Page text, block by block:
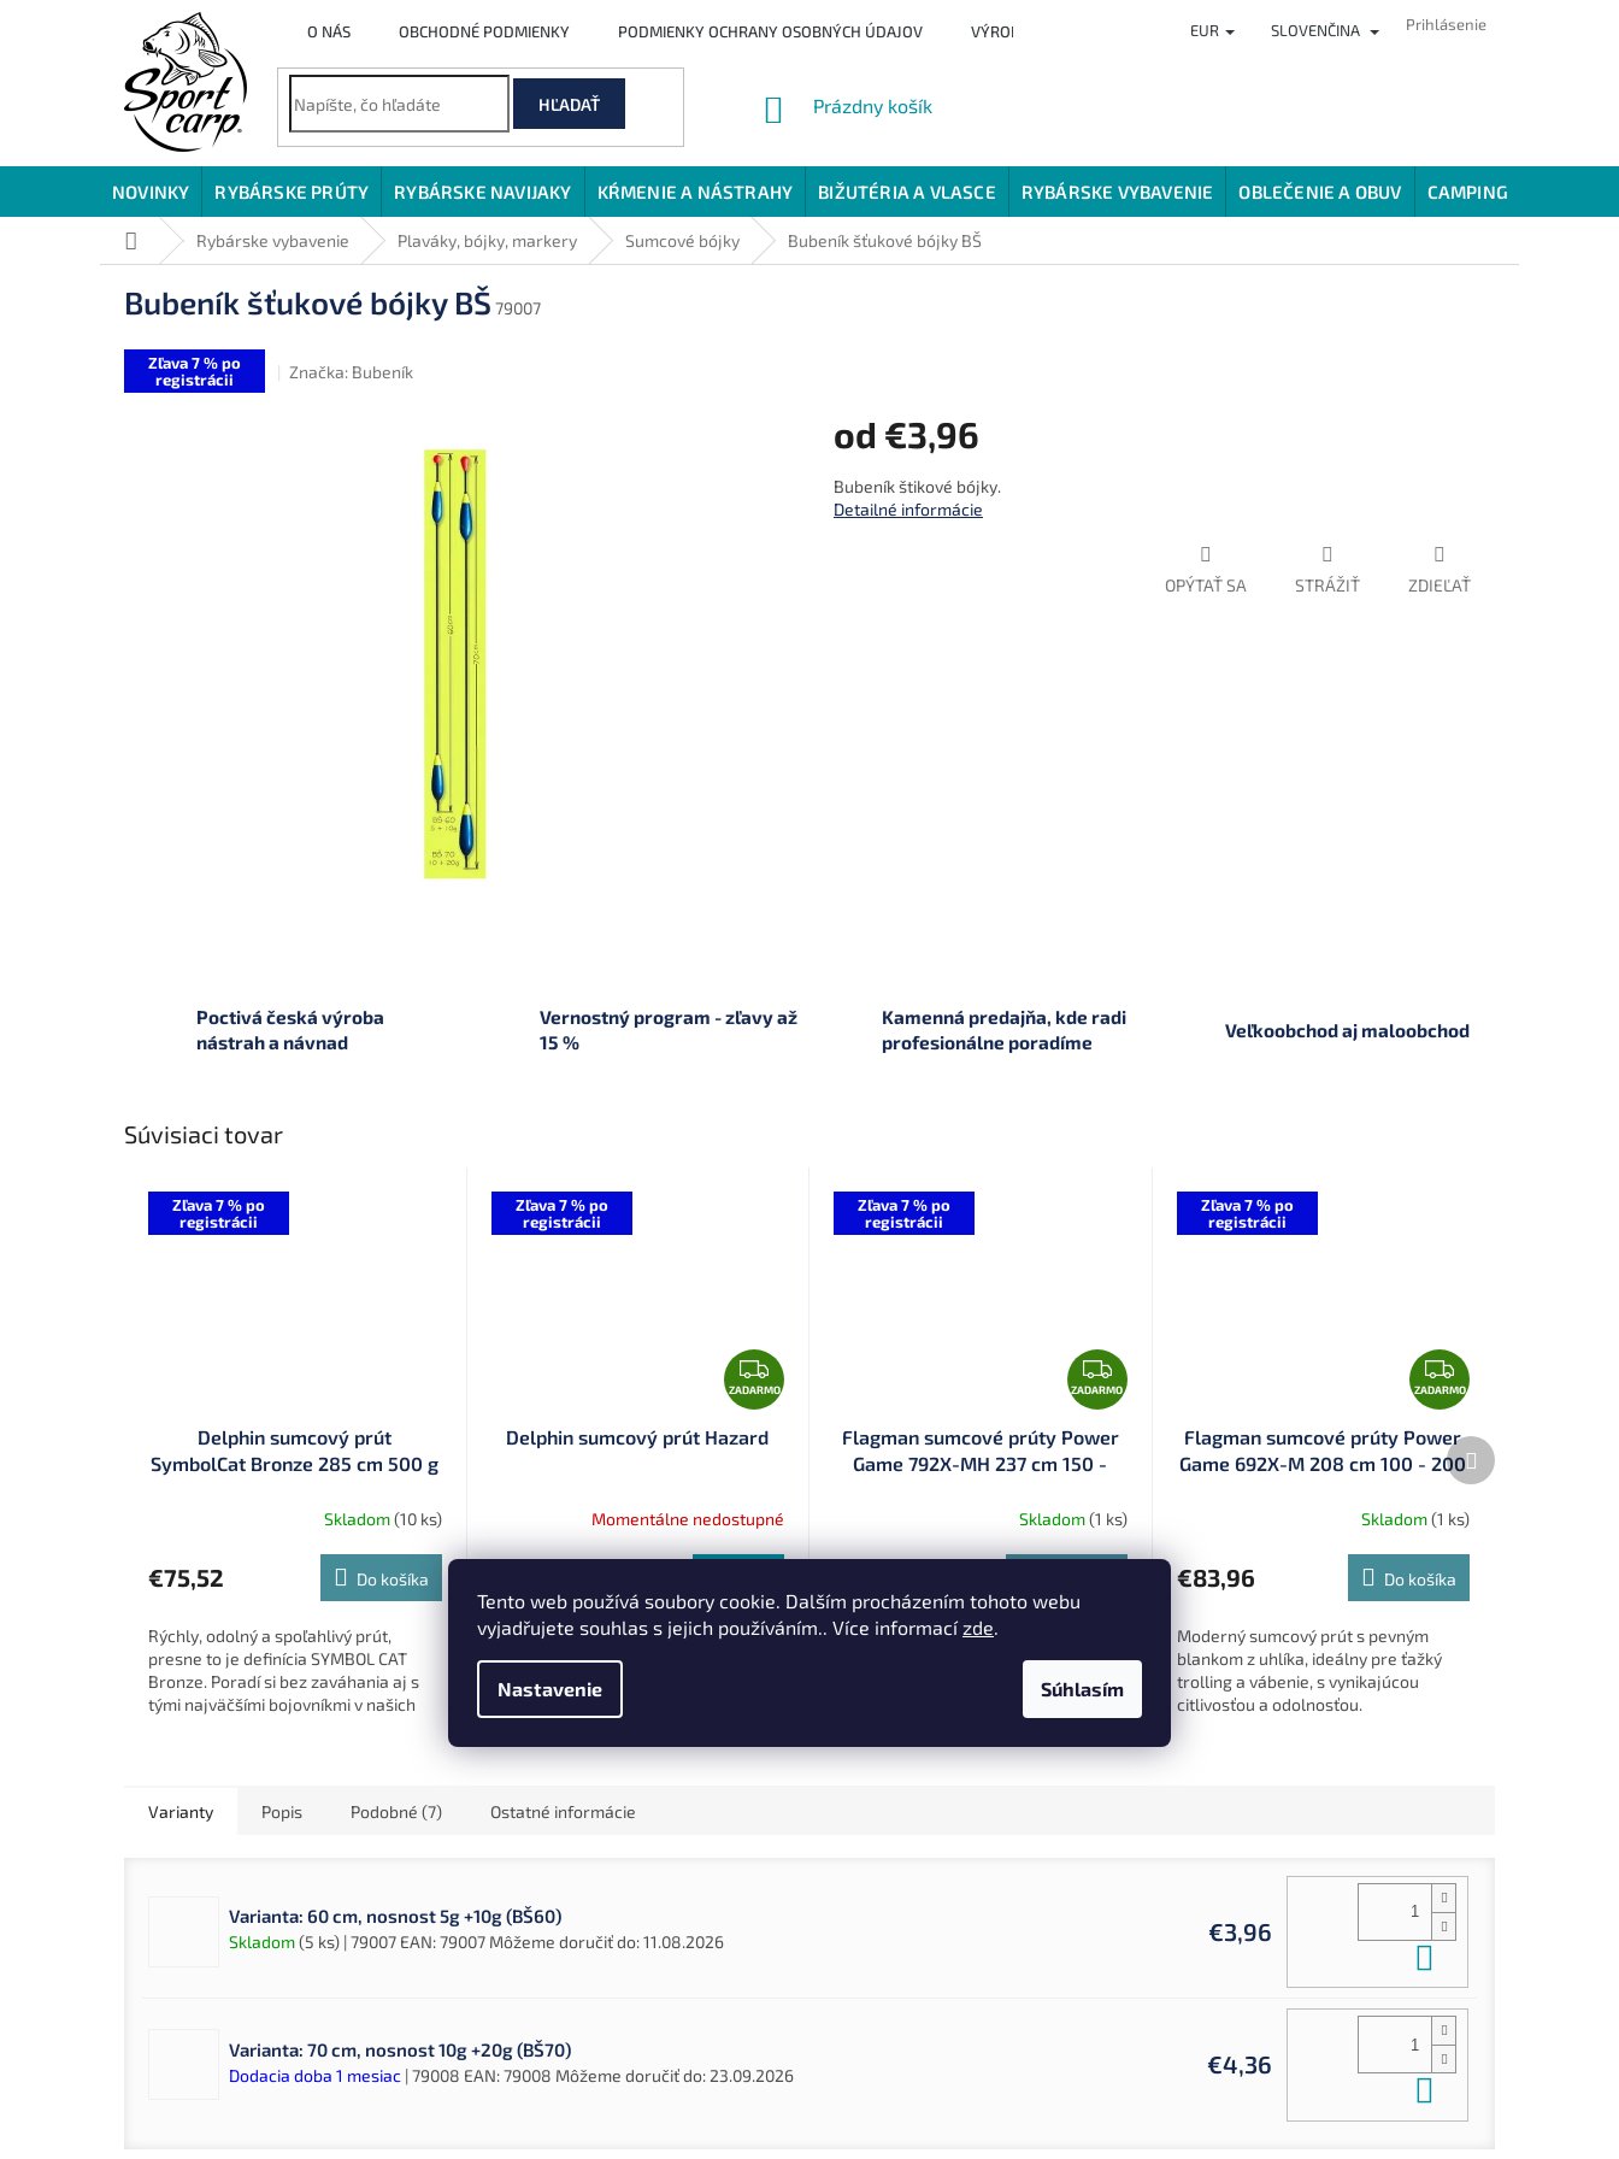
Tento web používá soubory cookie. Dalším procházením tohoto webu
vyjadřujete souhlas s jejich používáním.. Více informacízde
Nastavenie Súhlasím
O NÁS OBCHODNÉ PODMIENKY PODMIENKY OCHRANY OSOBNÝCH ÚDAJOV VÝROBCI PREDAJŇA HODNOTENIE OBCHODU
EUR SLOVENČINA Prihlásenie
HĽADAŤ
NÁKUPNÝ
Prázdny košík
NOVINKY RYBÁRSKE PRÚTY RYBÁRSKE NAVIJAKY KŔMENIE A NÁSTRAHY BIŽUTÉRIA A VLASCE RYBÁRSKE VYBAVENIE OBLEČENIE A OBUV CAMPING
DomovRybárske vybavenie Plaváky, bójky, markery Sumcové bójky Bubeník šťukové bójky BŠ
Bubeník šťukové bójky BŠ 79007
Zľava 7 % po
registrácii
Značka: Bubeník
od €3,96
cena:
Bubeník štikové bójky.
Detailné informácie
OPÝTAŤ SA STRÁŽIŤ ZDIEĽAŤ
Poctivá česká výroba
nástrah a návnad
Vernostný program - zľavy až
15 %
Kamenná predajňa, kde radi
profesionálne poradíme
Veľkoobchod aj maloobchod
Súvisiaci tovar
Zľava 7 % po
registrácii
Delphin sumcový prút
SymbolCat Bronze 285 cm 500 g
Skladom(10 ks)
€75,52 Do košíka
Rýchly, odolný a spoľahlivý prút,
presne to je definícia SYMBOL CAT
Bronze. Poradí si bez zaváhania aj s
tými najväčšími bojovníkmi v našich
Zľava 7 % po
registrácii
Z
A
D
A
M
O
ZADARMO
Delphin sumcový prút Hazard
Momentálne nedostupné
Neľútostné podmienky, dlhé silové
ktoré sú často rozmernejšie, než
samotný lovec.
Zľava 7 % po
registrácii
Z
A
A
M
O
ZADARMO
Flagman sumcové prúty Power
Game 792X-MH 237 cm 150 -
Skladom(1 ks)
Silný sumcový prút z čistého uhlíka
pre ťažký trolling a vábenie s vysokou
citlivosťou, pevnosťou a pohodlným
dizajnom pre náročných rybárov.
Zľava 7 % po
registrácii
Z
A
A
R
M
ZADARMO
Flagman sumcové prúty Power
Game 692X-M 208 cm 100 - 200
Skladom(1 ks)
€83,96 Do košíka
Moderný sumcový prút s pevným
blankom z uhlíka, ideálny pre ťažký
trolling a vábenie, s vynikajúcou
citlivosťou a odolnosťou.
Ďalší
produkt
Varianty Popis Podobné (7) Ostatné informácie
Varianta: 60 cm, nosnost 5g +10g (BŠ60)
Skladom(5 ks) | 79007 EAN:79007 Môžeme doručiť do:11.08.2026 €3,96
Varianta: 70 cm, nosnost 10g +20g (BŠ70)
Dodacia doba 1 mesiac | 79008 EAN:79008 Môžeme doručiť do: 23.09.2026 €4,36